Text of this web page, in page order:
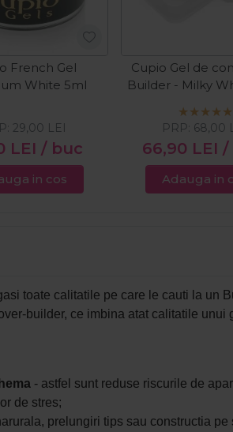
French Gel
White 5ml
LEI / buc
29,00 LEI
in cos
Cupio Gel de
Builder - Milky
66,90 LEI /
PRP: 68,00
Adauga in
toate calitatile pe care le cauti la un
builder, ce imbina atat calitatile
- astfel sunt reduse riscurile de
de stres;
prelungiri tips sau constructia pe